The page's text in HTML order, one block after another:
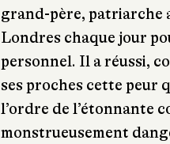
grand-père, patriarche
Londres chaque jour
personnel. Il a réussi,
ses proches cette peur
l’ordre de l’étonnante
monstrueusement